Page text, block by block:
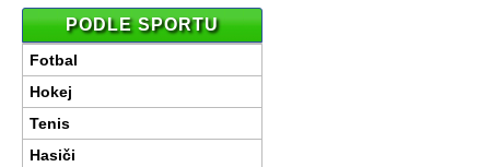
PODLE SPORTU
Fotbal
Hokej
Tenis
Hasiči